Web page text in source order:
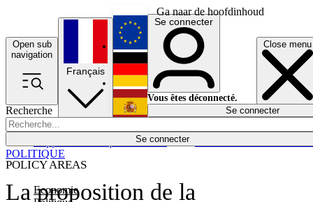
Ga naar de hoofdinhoud
Open sub
navigation
Close menu
Recherche
Se connecter
POLICY AREAS
Economie
Économie
Français
English
Deutsch
Español
Se connecter
Vous êtes déconnecté.
Se connecter
La proposition de la
POLITIQUE